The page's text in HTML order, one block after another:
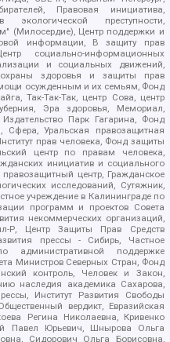
Правовая инициатива,
преступности,
(Милосердие), Центр поддержки и
информации, В защиту прав
социально-информационных
и социальных движений,
здоровья и защиты прав
осужденным и их семьям, Фонд
Так-Так-Так, центр Сова, центр
Эра здоровья, Мемориал,
Парк Гагарина, Фонд
Уральская правозащитная
прав человека, Фонд защиты
центр по правам человека,
инициатив и социального
центр, Гражданское
исследований, Сутяжник,
учреждение в Калининграде по
программ и проектов Совета
некоммерческих организаций,
Р, Центр Защиты Прав Средств
прессы - Сибирь, Частное
административной поддержке
Министров Северных Стран, Фонд
контроль, Человек и Закон,
наследия академика Сахарова,
Институт Развития Свободы
вердикт, Евразийская
Регина Николаевна, Кривенко
Павел Юрьевич, Шнырова Ольга
Сидорович Ольга Борисовна,